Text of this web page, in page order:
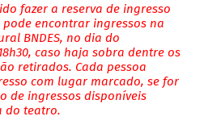
fazer a reserva de ingresso
encontrar ingressos na
BNDES, no dia do
caso haja sobra dentre os
retirados. Cada pessoa
com lugar marcado, se for
de ingressos disponíveis
do teatro.